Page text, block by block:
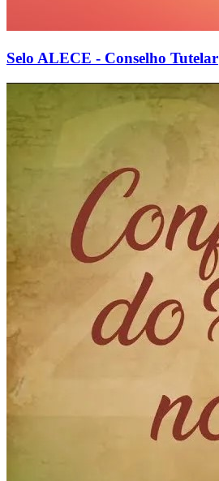
Selo ALECE - Conselho Tutelar